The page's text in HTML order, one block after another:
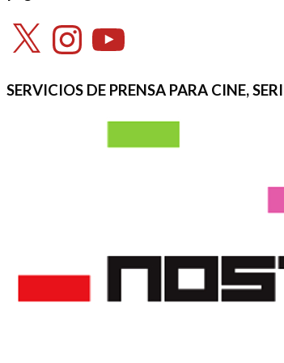
X InstagramYouTube
SERVICIOS DE PRENSA PARA CINE,